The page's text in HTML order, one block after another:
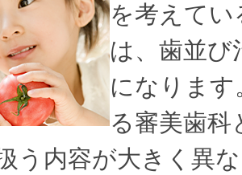
を考えて
は、歯並び
になりま
る審美歯科
う内容が大きく異